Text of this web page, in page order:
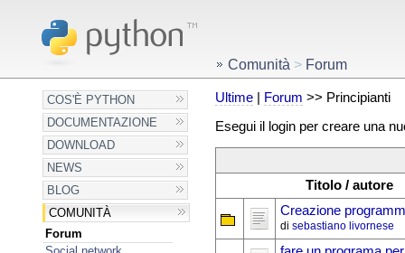
COS'È PYTHON
DOCUMENTAZIONE
DOWNLOAD
NEWS
BLOG
COMUNITÀ
Forum
Comunità > Forum
Ultime| Forum >> Principianti
Esegui il login per creare una
Titolo / autore
Creazione
di sebastiano livornese